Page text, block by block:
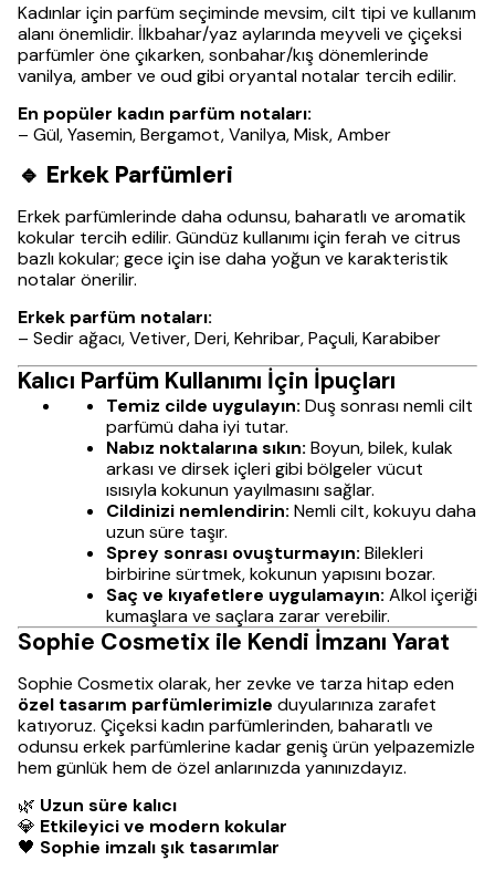
Kadınlar için parfüm seçiminde mevsim, cilt tipi ve kullanım
alanı önemlidir. İlkbahar/yaz aylarında meyveli ve çiçeksi
parfümler öne çıkarken, sonbahar/kış dönemlerinde
vanilya, amber ve oud gibi oryantal notalar tercih edilir.
En popüler kadın parfüm notaları:
– Gül, Yasemin, Bergamot, Vanilya, Misk, Amber
🔹 Erkek Parfümleri
Erkek parfümlerinde daha odunsu, baharatlı ve aromatik
kokular tercih edilir. Gündüz kullanımı için ferah ve citrus
bazlı kokular; gece için ise daha yoğun ve karakteristik
notalar önerilir.
Erkek parfüm notaları:
– Sedir ağacı, Vetiver, Deri, Kehribar, Paçuli, Karabiber
Kalıcı Parfüm Kullanımı İçin İpuçları
Temiz cilde uygulayın: Duş sonrası nemli cilt
parfümü daha iyi tutar.
Nabız noktalarına sıkın: Boyun, bilek, kulak
arkası ve dirsek içleri gibi bölgeler vücut
ısısıyla kokunun yayılmasını sağlar.
Cildinizi nemlendirin: Nemli cilt, kokuyu daha
uzun süre taşır.
Sprey sonrası ovuşturmayın: Bilekleri
birbirine sürtmek, kokunun yapısını bozar.
Saç ve kıyafetlere uygulamayın: Alkol içeriği
kumaşlara ve saçlara zarar verebilir.
Sophie Cosmetix ile Kendi İmzanı Yarat
Sophie Cosmetix olarak, her zevke ve tarza hitap eden
özel tasarım parfümlerimizle duyularınıza zarafet
katıyoruz. Çiçeksi kadın parfümlerinden, baharatlı ve
odunsu erkek parfümlerine kadar geniş ürün yelpazemizle
hem günlük hem de özel anlarınızda yanınızdayız.
🌿 Uzun süre kalıcı
💎 Etkileyici ve modern kokular
🖤 Sophie imzalı şık tasarımlar